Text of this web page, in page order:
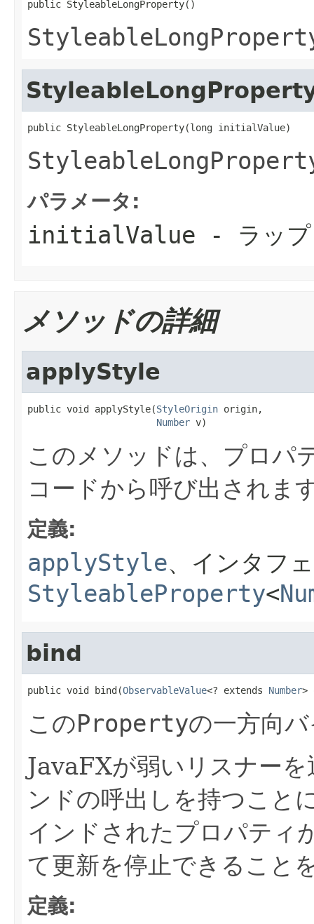
public StyleableLongProperty()
public StyleableLongProperty(long initialValue)
パラメータ:
initialValue - ラップ
メソッドの詳細
applyStyle
public void applyStyle(StyleOrigin origin,
Number v)
このメソッドは、プロパ
コードから呼び出されま
定義:
applyStyle、インタフ
StyleableProperty<
bind
public void bind(ObservableValue<? extends Number>
このPropertyの一方向
JavaFXが弱いリスナー
ンドの呼出しを持つこと
インドされたプロパティ
て更新を停止できること
定義: